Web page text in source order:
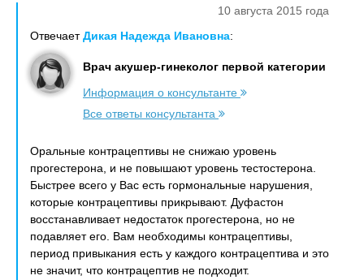
10 августа 2015 года
ОтвечаетДикая Надежда Ивановна:
Врач акушер-гинеколог первой категории
Информация о консультанте
Все ответы консультанта
Оральные контрацептивы не снижаю уровень
прогестерона, и не повышают уровень тестостерона.
Быстрее всего у Вас есть гормональные нарушения,
которые контрацептивы прикрывают. Дуфастон
восстанавливает недостаток прогестерона, но не
подавляет его. Вам необходимы контрацептивы,
период привыкания есть у каждого контрацептива и это
не значит, что контрацептив не подходит.